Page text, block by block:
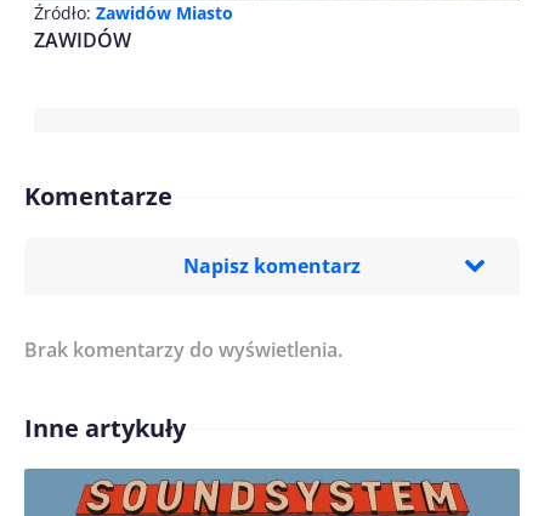
Źródło: Zawidów Miasto
ZAWIDÓW
Komentarze
Napisz komentarz
Treść komentarza*
Imię/ Nick*
Brak komentarzy do wyświetlenia.
Inne artykuły